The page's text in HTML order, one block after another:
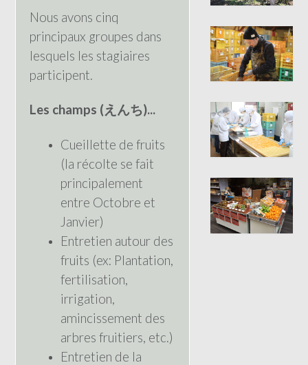
Nous avons cinq
principaux groupes dans
lesquels les stagiaires
participent.
Les champs (えんち)...
Cueillette de fruits
(la récolte se fait
principalement
entre Octobre et
Janvier)
Entretien autour des
fruits (ex: Plantation,
fertilisation,
irrigation,
amincissement des
arbres fruitiers, etc.)
Entretien de la